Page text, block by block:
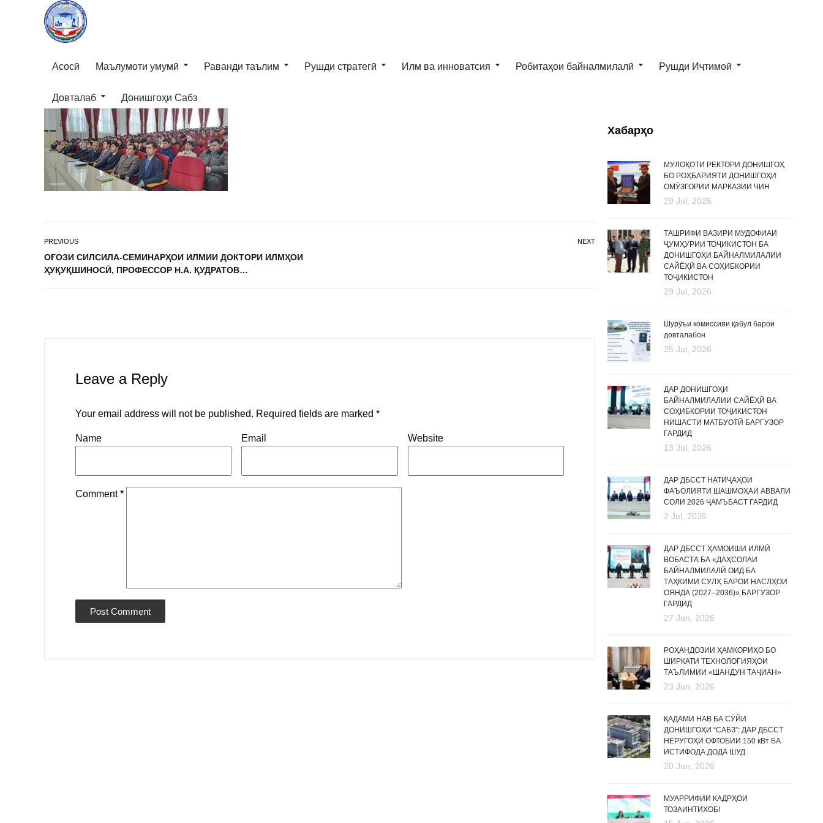
Асосӣ Маълумоти умумӣ Раванди таълим Рушди стратегӣ Илм ва инноватсия Робитаҳои байналмилалӣ Рушди Иҷтимоӣ
Довталаб Донишгоҳи Сабз
PREVIOUS
ОҒОЗИ СИЛСИЛА-СЕМИНАРҲОИ ИЛМИИ ДОКТОРИ ИЛМҲОИ
ҲУҚУҚШИНОСӢ, ПРОФЕССОР Н.А. ҚУДРАТОВ…
NEXT
Leave a Reply
Your email address will not be published. Required fields are marked *
Name Email Website
Comment*
Хабарҳо
МУЛОҚОТИ РЕКТОРИ ДОНИШГОҲ
БО РОҲБАРИЯТИ ДОНИШГОҲИ
ОМӮЗГОРИИ МАРКАЗИИ ЧИН
29 Jul, 2026
ТАШРИФИ ВАЗИРИ МУДОФИАИ
ҶУМҲУРИИ ТОҶИКИСТОН БА
ДОНИШГОҲИ БАЙНАЛМИЛАЛИИ
САЙЁҲӢ ВА СОҲИБКОРИИ
ТОҶИКИСТОН
29 Jul, 2026
Шурӯъи комиссияи қабул барои
довталабон
25 Jul, 2026
ДАР ДОНИШГОҲИ
БАЙНАЛМИЛАЛИИ САЙЁҲӢ ВА
СОҲИБКОРИИ ТОҶИКИСТОН
НИШАСТИ МАТБУОТӢ БАРГУЗОР
ГАРДИД
13 Jul, 2026
ДАР ДБССТ НАТИҶАҲОИ
ФАЪОЛИЯТИ ШАШМОҲАИ АВВАЛИ
СОЛИ 2026 ҶАМЪБАСТ ГАРДИД
2 Jul, 2026
ДАР ДБССТ ҲАМОИШИ ИЛМӢ
ВОБАСТА БА «ДАҲСОЛАИ
БАЙНАЛМИЛАЛӢ ОИД БА
ТАҲКИМИ СУЛҲ БАРОИ НАСЛҲОИ
ОЯНДА (2027–2036)» БАРГУЗОР
ГАРДИД
27 Jun, 2026
РОҲАНДОЗИИ ҲАМКОРИҲО БО
ШИРКАТИ ТЕХНОЛОГИЯҲОИ
ТАЪЛИМИИ «ШАНДУН ТАҶИАН»
23 Jun, 2026
ҚАДАМИ НАВ БА СӮЙИ
ДОНИШГОҲИ “САБЗ”: ДАР ДБССТ
НЕРУГОҲИ ОФТОБИИ 150 кВт БА
ИСТИФОДА ДОДА ШУД
20 Jun, 2026
МУАРРИФИИ КАДРҲОИ
ТОЗАИНТИХОБ!